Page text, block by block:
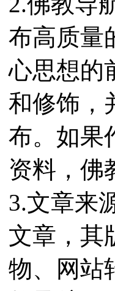
布高质量
心思想的
和修饰，
布。如果
资料，佛
3.文章来
文章，其
物、网站